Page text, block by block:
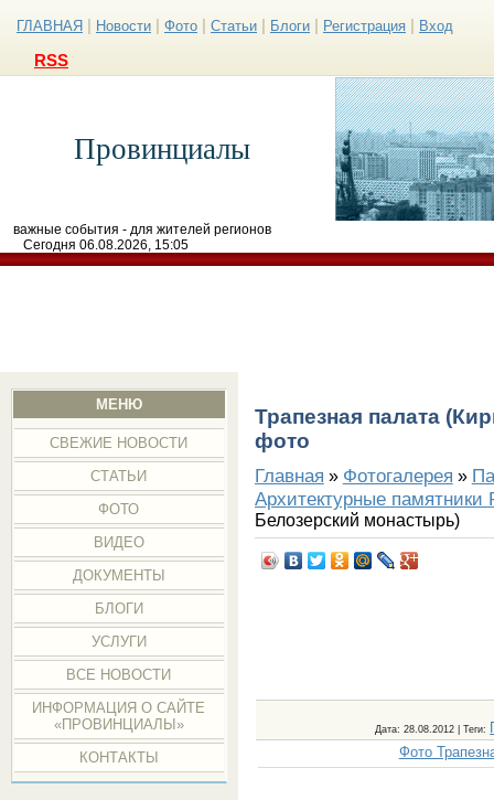
ГЛАВНАЯ Новости Фото Статьи Блоги Регистрация Вход
RSS
Провинциалы
важные события - для жителей регионов
Сегодня 06.08.2026, 15:05
МЕНЮ
СВЕЖИЕ НОВОСТИ
СТАТЬИ
ФОТО
ВИДЕО
ДОКУМЕНТЫ
БЛОГИ
УСЛУГИ
ВСЕ НОВОСТИ
ИНФОРМАЦИЯ О САЙТЕ
«ПРОВИНЦИАЛЫ»
КОНТАКТЫ
Трапезная палата
фото
Главная » Фотогалерея »
Архитектурные памятники
Белозерский монастырь)
Дата: 28.08.2012 |Теги:
Фото